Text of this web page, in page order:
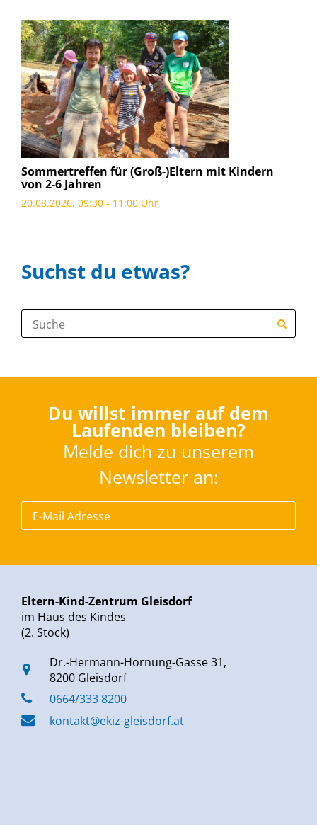
Sommertreffen für (Groß-)Eltern mit Kindern
von 2-6 Jahren
20.08.2026, 09:30 - 11:00 Uhr
Suchst du etwas?
Suche:
Du willst immer auf dem
Laufenden bleiben?
Melde dich zu unserem
Newsletter an:
Eltern-Kind-Zentrum Gleisdorf
im Haus des Kindes
(2. Stock)
Dr.-Hermann-Hornung-Gasse 31,
8200 Gleisdorf
0664/333 8200
kontakt@ekiz-gleisdorf.at